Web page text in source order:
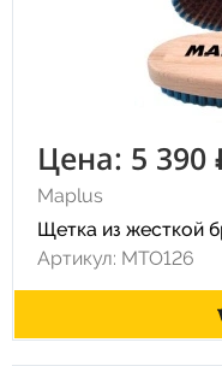
Цена: 5 390
Maplus
Щетка из жесткой
Артикул: MTO126